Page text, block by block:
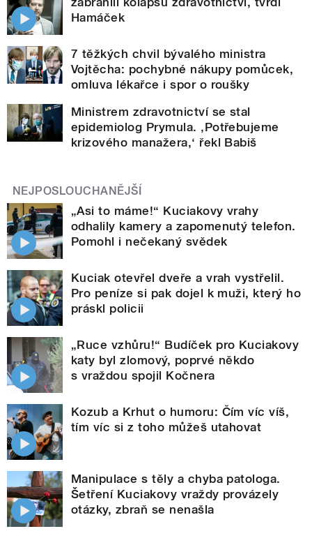
Hamáček
7 těžkých chvil bývalého ministra
Vojtěcha: pochybné nákupy pomůcek,
omluva lékařce i spor o roušky
Ministrem zdravotnictví se stal
epidemiolog Prymula. ‚Potřebujeme
krizového manažera,‘ řekl Babiš
NEJPOSLOUCHANĚJŠÍ
„Asi to máme!“ Kuciakovy vrahy
odhalily kamery a zapomenutý telefon.
Pomohl i nečekaný svědek
Kuciak otevřel dveře a vrah vystřelil.
Pro peníze si pak dojel k muži, který ho
práskl policii
„Ruce vzhůru!“ Budíček pro Kuciakovy
katy byl zlomový, poprvé někdo
s vraždou spojil Kočnera
Kozub a Krhut o humoru: Čím víc víš,
tím víc si z toho můžeš utahovat
Manipulace s těly a chyba patologa.
Šetření Kuciakovy vraždy provázely
otázky, zbraň se nenašla